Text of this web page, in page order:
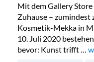
Mit dem Gallery
Zuhause – zumindest
Kosmetik-Mekka in
10. Juli 2020
bevor: Kunst trifft …